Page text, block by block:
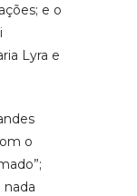
e o
Lyra e
o
nada